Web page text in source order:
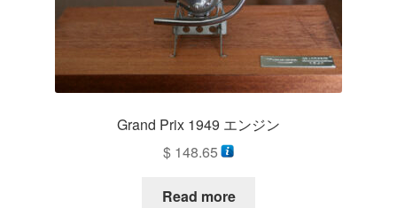
お買い物カゴ
Grand Prix 1949 エンジン
$ 148.65
Read more